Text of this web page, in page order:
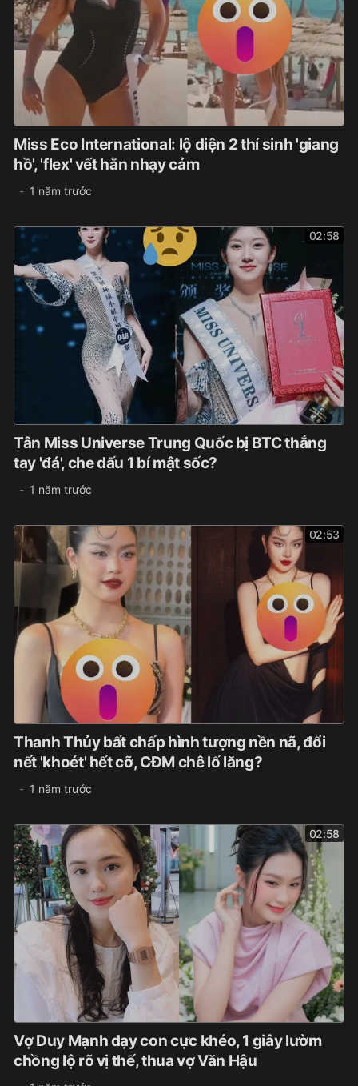
Miss Eco International: lộ diện 2 thí sinh 'giang
hồ', 'flex' vết hằn nhạy cảm
1 năm trước
02:58
Tân Miss Universe Trung Quốc bị BTC thẳng
tay 'đá', che dấu 1 bí mật sốc?
1 năm trước
02:53
Thanh Thủy bất chấp hình tượng nền nã, đổi
nết 'khoét' hết cỡ, CĐM chê lố lăng?
1 năm trước
02:58
Vợ Duy Mạnh dạy con cực khéo, 1 giây lườm
chồng lộ rõ vị thế, thua vợ Văn Hậu